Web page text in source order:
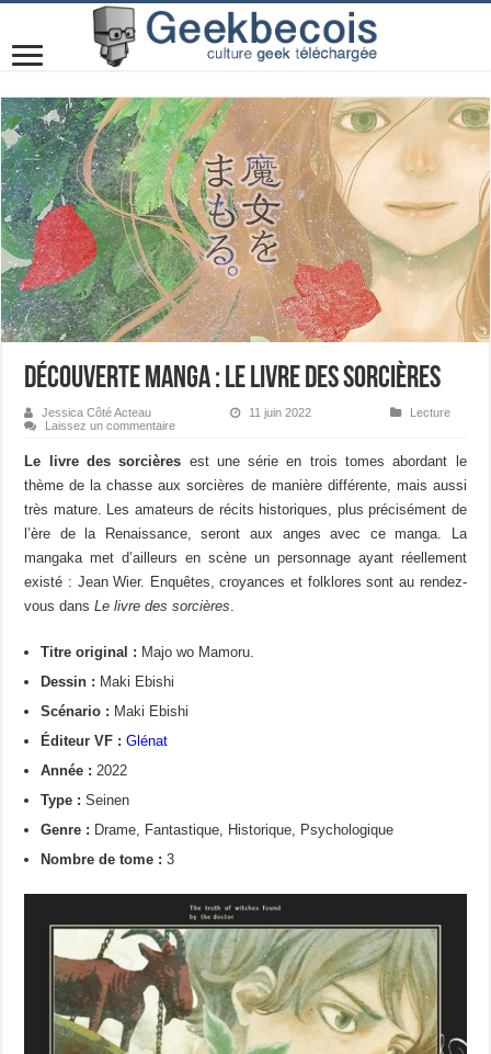
Découverte manga : Le livre des sorcières
Jessica Côté Acteau 11 juin 2022
Lecture
Laissez un commentaire
Le livre des sorcières est une série en trois tomes abordant le
thème de la chasse aux sorcières de manière différente, mais aussi
très mature. Les amateurs de récits historiques, plus précisément de
l’ère de la Renaissance, seront aux anges avec ce manga. La
mangaka met d’ailleurs en scène un personnage ayant réellement
existé : Jean Wier. Enquêtes, croyances et folklores sont au rendez-
vous dansLe livre des sorcières
Titre original : Majo wo Mamoru.
Dessin : Maki Ebishi
Scénario : Maki Ebishi
Éditeur VF :Glénat
Année : 2022
Type : Seinen
Genre : Drame, Fantastique, Historique, Psychologique
Nombre de tome :3